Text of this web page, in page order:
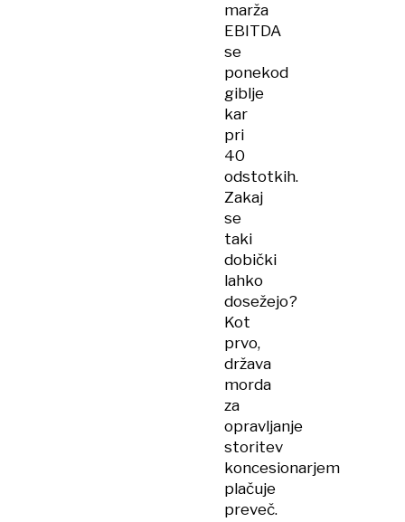
marža
EBITDA
se
ponekod
giblje
kar
pri
40
odstotkih.
Zakaj
se
taki
dobički
lahko
dosežejo?
Kot
prvo,
država
morda
za
opravljanje
storitev
koncesionarjem
plačuje
preveč.